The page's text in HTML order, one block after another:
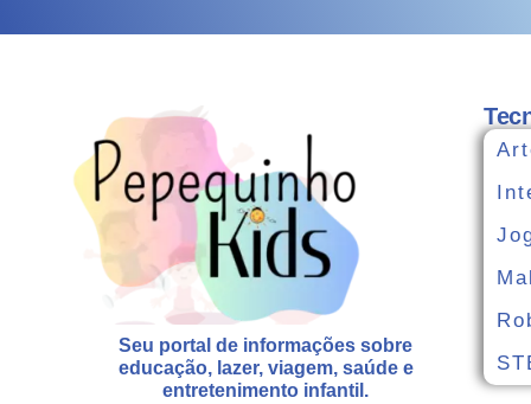
Seu portal de informações sobre
educação, lazer, viagem, saúde e
entretenimento infantil.